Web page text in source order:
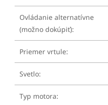
Ovládanie alternatívne
(možno dokúpiť):
Priemer vrtule:
Svetlo:
Typ motora: